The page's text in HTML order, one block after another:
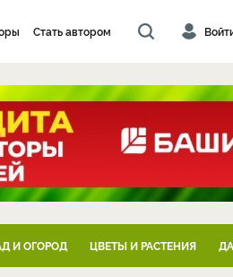
Стать автором
И ОГОРОД ЦВЕТЫ И РАСТЕНИЯ